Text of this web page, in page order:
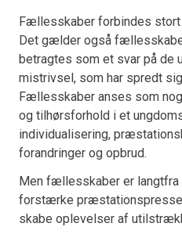
rammerne for dette arbejde.
Bogen er skrevet af
Ungdomsforskning og
forskningsprojektet Kan
som er blevet til i et
Forskningsprojektet og
bevilling fra William Demant
Fællesskaber forbindes
Det gælder også
betragtes som et svar på de
mistrivsel, som har spredt
Fællesskaber anses som
og tilhørsforhold i et
individualisering,
forandringer og opbrud.
Men fællesskaber er langtfra
forstærke
skabe oplevelser af